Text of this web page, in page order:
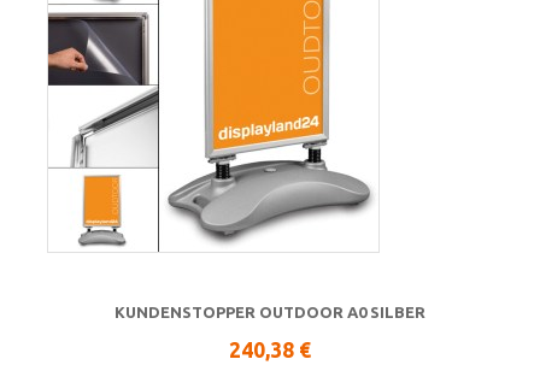
KUNDENSTOPPER OUTDOOR A0 SILBER
240,38 €